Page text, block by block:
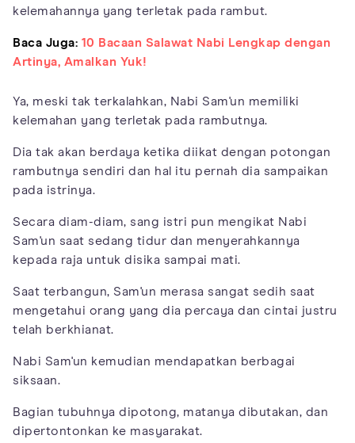
kelemahannya yang terletak pada rambut.
Baca Juga: 10 Bacaan Salawat Nabi Lengkap dengan
Artinya, Amalkan Yuk!
Ya, meski tak terkalahkan, Nabi Sam'un memiliki
kelemahan yang terletak pada rambutnya.
Dia tak akan berdaya ketika diikat dengan potongan
rambutnya sendiri dan hal itu pernah dia sampaikan
pada istrinya.
Secara diam-diam, sang istri pun mengikat Nabi
Sam'un saat sedang tidur dan menyerahkannya
kepada raja untuk disika sampai mati.
Saat terbangun, Sam'un merasa sangat sedih saat
mengetahui orang yang dia percaya dan cintai justru
telah berkhianat.
Nabi Sam'un kemudian mendapatkan berbagai
siksaan.
Bagian tubuhnya dipotong, matanya dibutakan, dan
dipertontonkan ke masyarakat.